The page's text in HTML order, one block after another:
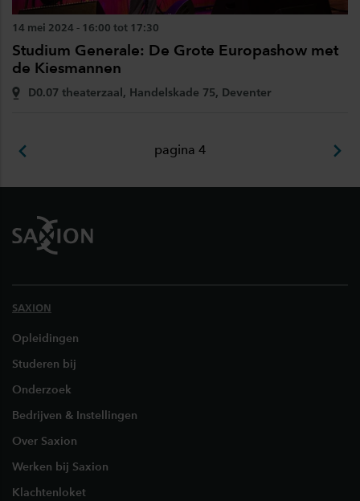
14 mei 2024 - 16:00 tot 17:30
Studium Generale: De Grote Europashow met
de Kiesmannen
D0.07 theaterzaal, Handelskade 75, Deventer
pagina 4
SAXION
Opleidingen
Studeren bij
Onderzoek
Bedrijven & Instellingen
Over Saxion
Werken bij Saxion
Klachtenloket